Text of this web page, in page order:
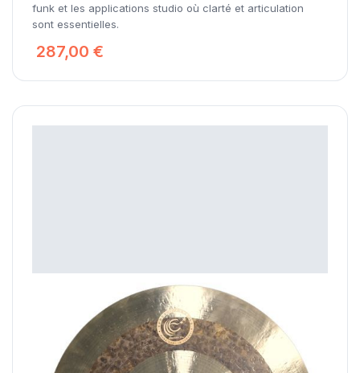
funk et les applications studio où clarté et articulation
sont essentielles.
287,00 €